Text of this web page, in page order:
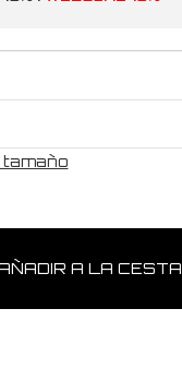
A LA CESTA